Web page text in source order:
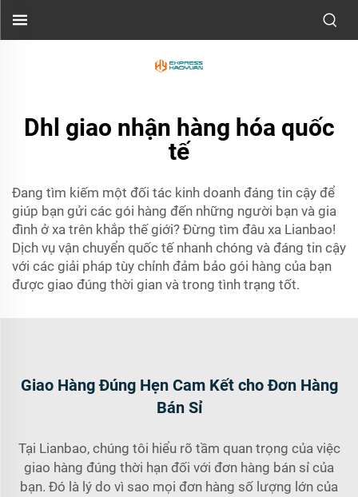
Dhl giao nhận hàng hóa quốc
tế
Đang tìm kiếm một đối tác kinh doanh đáng tin cậy để
giúp bạn gửi các gói hàng đến những người bạn và gia
đình ở xa trên khắp thế giới? Đừng tìm đâu xa Lianbao!
Dịch vụ vận chuyển quốc tế nhanh chóng và đáng tin cậy
với các giải pháp tùy chỉnh đảm bảo gói hàng của bạn
được giao đúng thời gian và trong tình trạng tốt.
Giao Hàng Đúng Hẹn Cam Kết cho Đơn Hàng
Bán Sỉ
Tại Lianbao, chúng tôi hiểu rõ tầm quan trọng của việc
giao hàng đúng thời hạn đối với đơn hàng bán sỉ của
bạn. Đó là lý do vì sao mọi đơn hàng số lượng lớn của